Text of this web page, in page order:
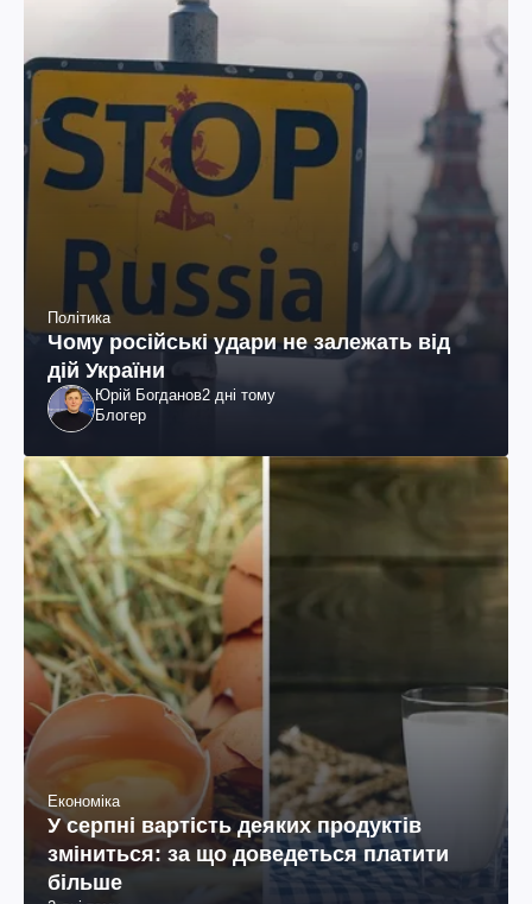
Політика
Чому російські удари не залежать від
дій України
Юрій Богданов2 дні тому
Блогер
Економіка
У серпні вартість деяких продуктів
зміниться: за що доведеться платити
більше